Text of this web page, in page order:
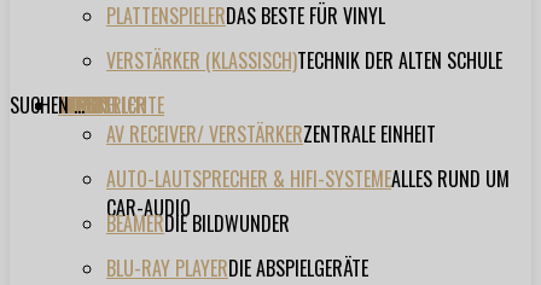
PLATTENSPIELERDAS BESTE FÜR VINYL
VERSTÄRKER (KLASSISCH)TECHNIK DER ALTEN SCHULE
TESTBERICHTE
AV RECEIVER/ VERSTÄRKERZENTRALE EINHEIT
AUTO-LAUTSPRECHER & HIFI-SYSTEMEALLES RUND UM
CAR-AUDIO
BEAMERDIE BILDWUNDER
BLU-RAY PLAYERDIE ABSPIELGERÄTE
FORUM
FILME
VIDEOS
HERSTELLER
EVENT
SUCHEN ...